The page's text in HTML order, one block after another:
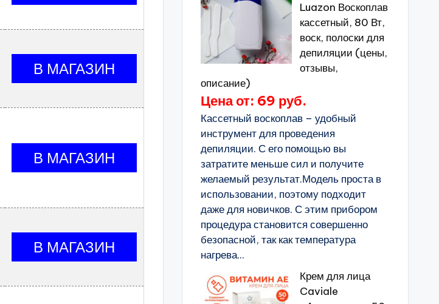
Luazon Воскоплав
кассетный, 80 Вт,
воск, полоски для
депиляции (цены,
отзывы,
описание)
Цена от: 69 руб.
Кассетный воскоплав – удобный
инструмент для проведения
депиляции. С его помощью вы
затратите меньше сил и получите
желаемый результат.Модель проста в
использовании, поэтому подходит
даже для новичков. С этим прибором
процедура становится совершенно
безопасной, так как температура
нагрева...
Крем для лица
Caviale